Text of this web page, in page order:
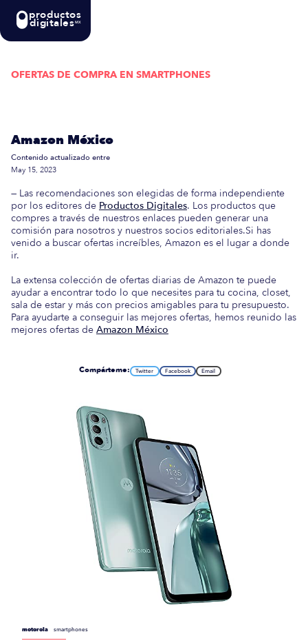
productos
digitalesMX
OFERTAS DE COMPRA EN SMARTPHONES
Amazon México
Contenido actualizado entre
May 15, 2023
— Las recomendaciones son elegidas de forma independiente
por los editores de Productos Digitales. Los productos que
compres a través de nuestros enlaces pueden generar una
comisión para nosotros y nuestros socios editoriales.Si has
venido a buscar ofertas increíbles, Amazon es el lugar a donde
ir.
La extensa colección de ofertas diarias de Amazon te puede
ayudar a encontrar todo lo que necesites para tu cocina, closet,
sala de estar y más con precios amigables para tu presupuesto.
Para ayudarte a conseguir las mejores ofertas, hemos reunido las
mejores ofertas de Amazon México
Compárteme: Twitter Facebook Email
motorola smartphones